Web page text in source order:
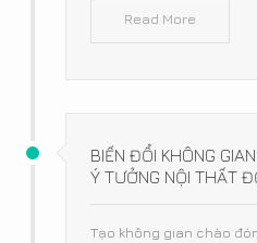
Read More
BIẾN ĐỔI KHÔNG
Ý TƯỞNG NỘI THẤT
Tạo không gian chào